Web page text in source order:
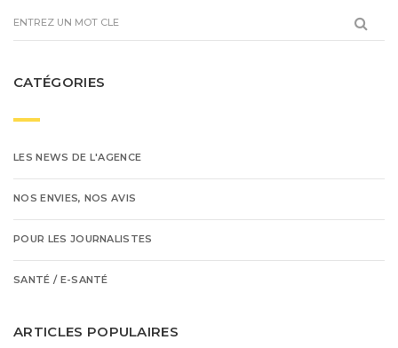
CATÉGORIES
LES NEWS DE L'AGENCE
NOS ENVIES, NOS AVIS
POUR LES JOURNALISTES
SANTÉ / E-SANTÉ
ARTICLES POPULAIRES